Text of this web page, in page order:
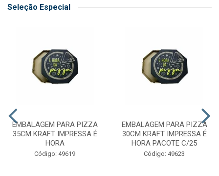
Seleção Especial
EMBALAGEM PARA PIZZA
35CM KRAFT IMPRESSA É
HORA
Código: 49619
EMBALAGEM PARA PIZZA
30CM KRAFT IMPRESSA É
HORA PACOTE C/25
Código: 49623